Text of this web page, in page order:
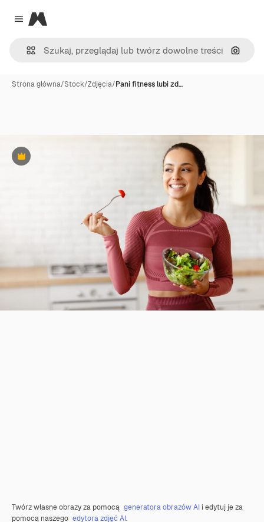
Close menu
Magnific
Szukaj
Strona główna/Stock/Zdjęcia/Pani fitness lubi zd…
Premium
Twórz własne obrazy za pomocą generatora obrazów AI i edytuj je za
pomocą naszego edytora zdjęć AI.